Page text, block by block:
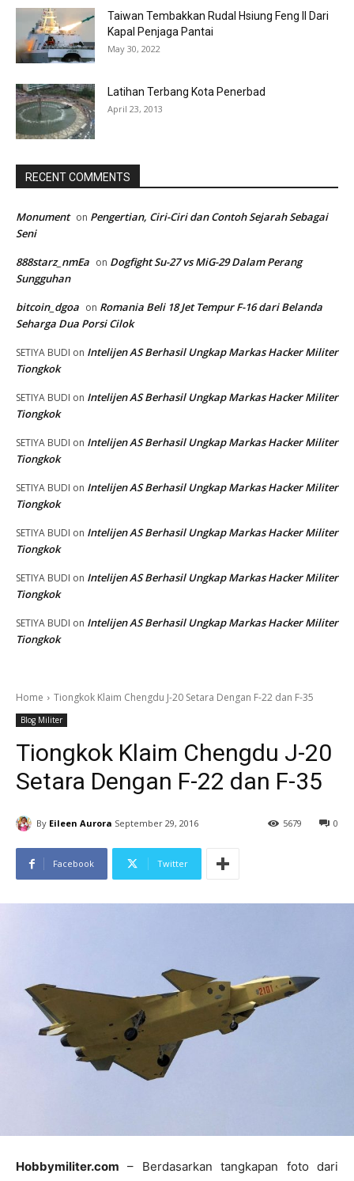
Taiwan Tembakkan Rudal Hsiung Feng II Dari
Kapal Penjaga Pantai
May 30, 2022
Latihan Terbang Kota Penerbad
April 23, 2013
RECENT COMMENTS
Monument on Pengertian, Ciri-Ciri dan Contoh Sejarah Sebagai
Seni
888starz_nmEa on Dogfight Su-27 vs MiG-29 Dalam Perang
Sungguhan
bitcoin_dgoa on Romania Beli 18 Jet Tempur F-16 dari Belanda
Seharga Dua Porsi Cilok
SETIYA BUDI on Intelijen AS Berhasil Ungkap Markas Hacker Militer
Tiongkok
SETIYA BUDI on Intelijen AS Berhasil Ungkap Markas Hacker Militer
Tiongkok
SETIYA BUDI on Intelijen AS Berhasil Ungkap Markas Hacker Militer
Tiongkok
SETIYA BUDI on Intelijen AS Berhasil Ungkap Markas Hacker Militer
Tiongkok
SETIYA BUDI on Intelijen AS Berhasil Ungkap Markas Hacker Militer
Tiongkok
SETIYA BUDI on Intelijen AS Berhasil Ungkap Markas Hacker Militer
Tiongkok
SETIYA BUDI on Intelijen AS Berhasil Ungkap Markas Hacker Militer
Tiongkok